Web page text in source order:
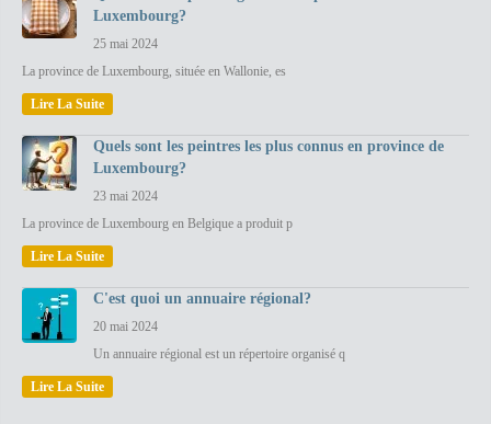
Luxembourg?
25 mai 2024
La province de Luxembourg, située en Wallonie, es
Lire La Suite
Quels sont les peintres les plus connus en province de
Luxembourg?
23 mai 2024
La province de Luxembourg en Belgique a produit p
Lire La Suite
C'est quoi un annuaire régional?
20 mai 2024
Un annuaire régional est un répertoire organisé q
Lire La Suite